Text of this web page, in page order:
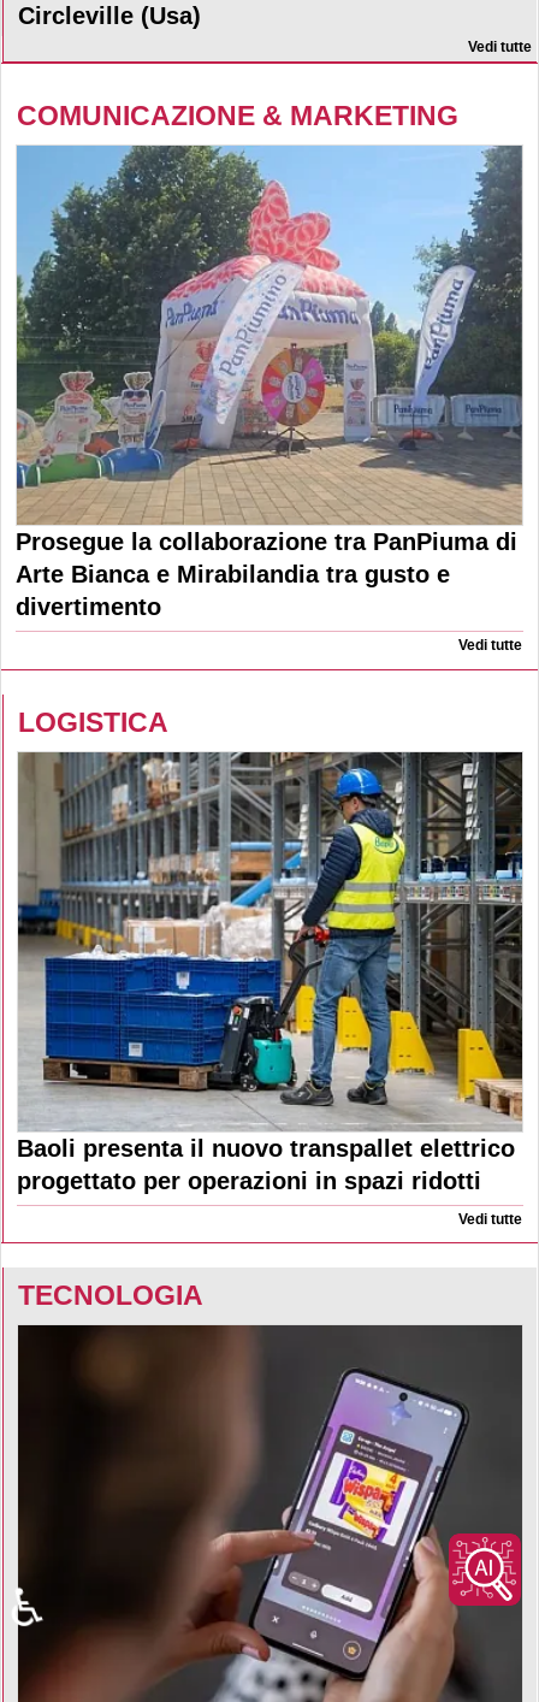
Circleville (Usa)
Vedi tutte
COMUNICAZIONE & MARKETING
Prosegue la collaborazione tra PanPiuma di
Arte Bianca e Mirabilandia tra gusto e
divertimento
Vedi tutte
LOGISTICA
Baoli presenta il nuovo transpallet elettrico
progettato per operazioni in spazi ridotti
Vedi tutte
TECNOLOGIA